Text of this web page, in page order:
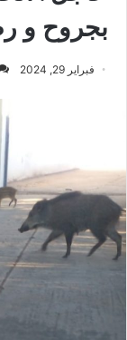
بجروح و
فبراير 29, 2024